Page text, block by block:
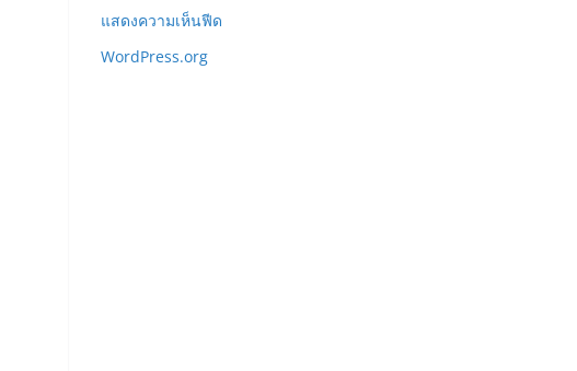
แสดงความเห็นฟีด
WordPress.org